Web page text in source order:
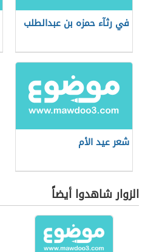
في رثآء حمزه بن عبدالطلب
شعر عيد الأم
الزوار شاهدوا أيضاً